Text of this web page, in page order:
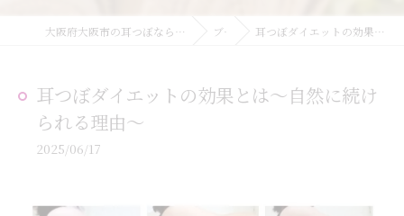
大阪府大阪市の耳つぼなら耳つぼダイエットサロンふーみん ブログ 耳つぼダイエットの効果とは～自然に続けられる理由～
耳つぼダイエットの効果とは～自然に続け
られる理由～
2025/06/17